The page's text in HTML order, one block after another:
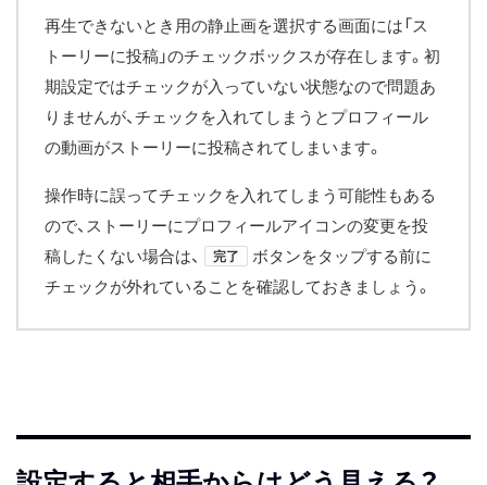
再生できないとき用の静止画を選択する画面には「ス
トーリーに投稿」のチェックボックスが存在します。初
期設定ではチェックが入っていない状態なので問題あ
りませんが、チェックを入れてしまうとプロフィール
の動画がストーリーに投稿されてしまいます。
操作時に誤ってチェックを入れてしまう可能性もある
ので、ストーリーにプロフィールアイコンの変更を投
稿したくない場合は、
完了
ボタンをタップする前に
チェックが外れていることを確認しておきましょう。